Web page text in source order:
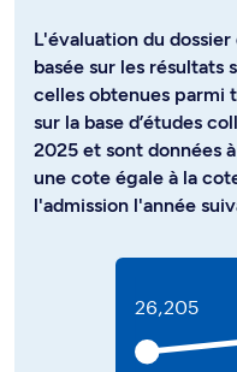
L'évaluation du
basée sur les résultats
celles obtenues parmi
sur la base d’études
2025 et sont données
une cote égale à la
l'admission l'année
26,205